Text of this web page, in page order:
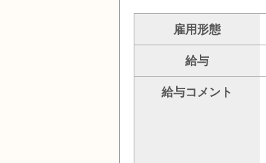
雇用形態
給与
給与コメント